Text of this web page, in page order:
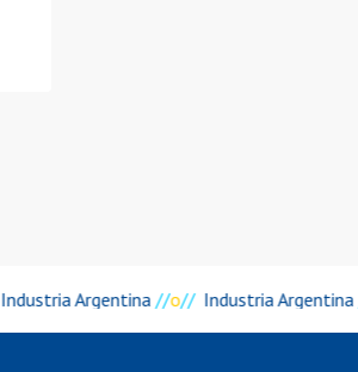
Industria Argentina //o// Industria Argentina